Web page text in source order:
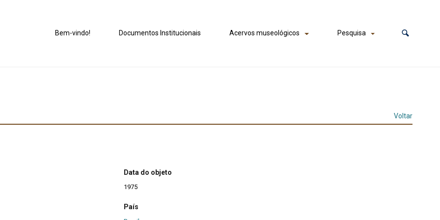
Bem-vindo! Documentos Institucionais Acervos museológicos Pesquisa
Voltar
Data do objeto
1975
País